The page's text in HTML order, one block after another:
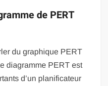
de PERT
du graphique PERT
diagramme PERT est
d’un planificateur